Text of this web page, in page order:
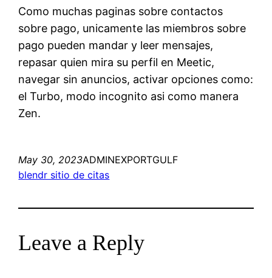
Como muchas paginas sobre contactos
sobre pago, unicamente las miembros sobre
pago pueden mandar y leer mensajes,
repasar quien mira su perfil en Meetic,
navegar sin anuncios, activar opciones como:
el Turbo, modo incognito asi­ como manera
Zen.
May 30, 2023ADMINEXPORTGULF
blendr sitio de citas
Leave a Reply